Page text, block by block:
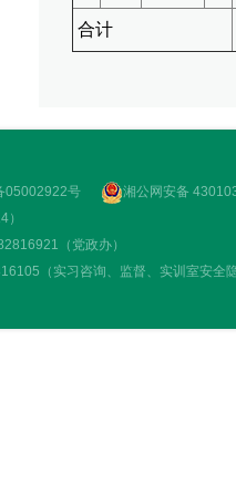
合计
05002922号
湘公网安备
（党政办）
（实习咨询、监督、实训室安全